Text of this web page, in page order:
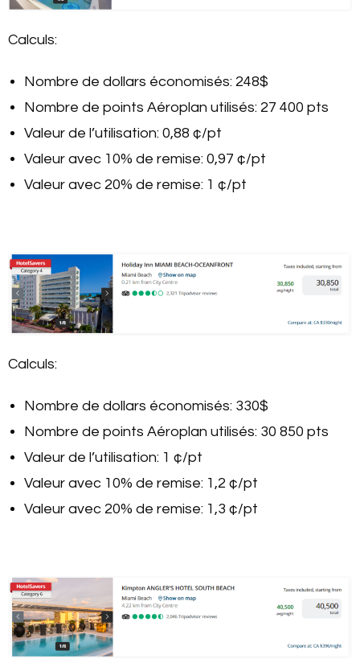
Calculs:
Nombre de dollars économisés: 248$
Nombre de points Aéroplan utilisés: 27 400 pts
Valeur de l’utilisation: 0,88 ¢/pt
Valeur avec 10% de remise: 0,97 ¢/pt
Valeur avec 20% de remise: 1 ¢/pt
Calculs:
Nombre de dollars économisés: 330$
Nombre de points Aéroplan utilisés: 30 850 pts
Valeur de l’utilisation: 1 ¢/pt
Valeur avec 10% de remise: 1,2 ¢/pt
Valeur avec 20% de remise: 1,3 ¢/pt